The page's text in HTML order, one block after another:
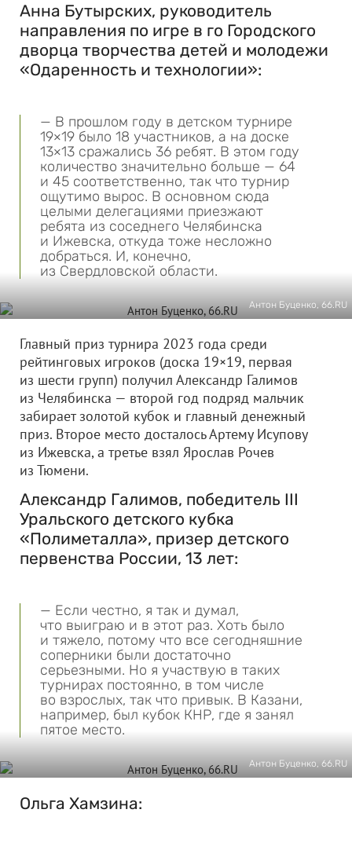
Анна Бутырских, руководитель
направления по игре в го Городского
дворца творчества детей и молодежи
«Одаренность и технологии»:
— В прошлом году в детском турнире
19×19 было 18 участников, а на доске
13×13 сражались 36 ребят. В этом году
количество значительно больше — 64
и 45 соответственно, так что турнир
ощутимо вырос. В основном сюда
целыми делегациями приезжают
ребята из соседнего Челябинска
и Ижевска, откуда тоже несложно
добраться. И, конечно,
из Свердловской области.
Антон Буценко, 66.RU
Главный приз турнира 2023 года среди
рейтинговых игроков (доска 19×19, первая
из шести групп) получил Александр Галимов
из Челябинска — второй год подряд мальчик
забирает золотой кубок и главный денежный
приз. Второе место досталось Артему Исупову
из Ижевска, а третье взял Ярослав Рочев
из Тюмени.
Александр Галимов, победитель III
Уральского детского кубка
«Полиметалла», призер детского
первенства России, 13 лет:
— Если честно, я так и думал,
что выиграю и в этот раз. Хоть было
и тяжело, потому что все сегодняшние
соперники были достаточно
серьезными. Но я участвую в таких
турнирах постоянно, в том числе
во взрослых, так что привык. В Казани,
например, был кубок КНР, где я занял
пятое место.
Антон Буценко, 66.RU
Ольга Хамзина: